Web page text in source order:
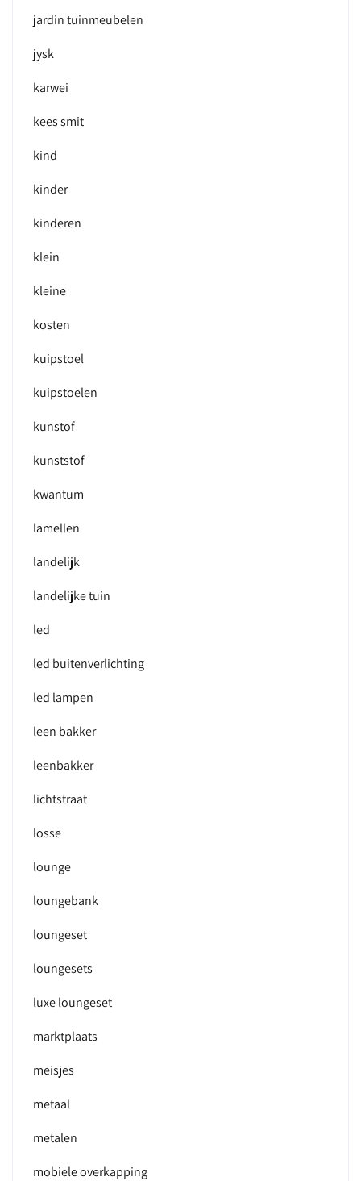
jardin tuinmeubelen
jysk
karwei
kees smit
kind
kinder
kinderen
klein
kleine
kosten
kuipstoel
kuipstoelen
kunstof
kunststof
kwantum
lamellen
landelijk
landelijke tuin
led
led buitenverlichting
led lampen
leen bakker
leenbakker
lichtstraat
losse
lounge
loungebank
loungeset
loungesets
luxe loungeset
marktplaats
meisjes
metaal
metalen
mobiele overkapping